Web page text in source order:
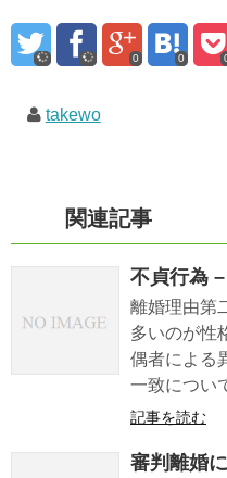
0 0
takewo
関連記事
不貞行為
離婚理由第
多いのが性
偶者による
一致につい
記事を読む
審判離婚